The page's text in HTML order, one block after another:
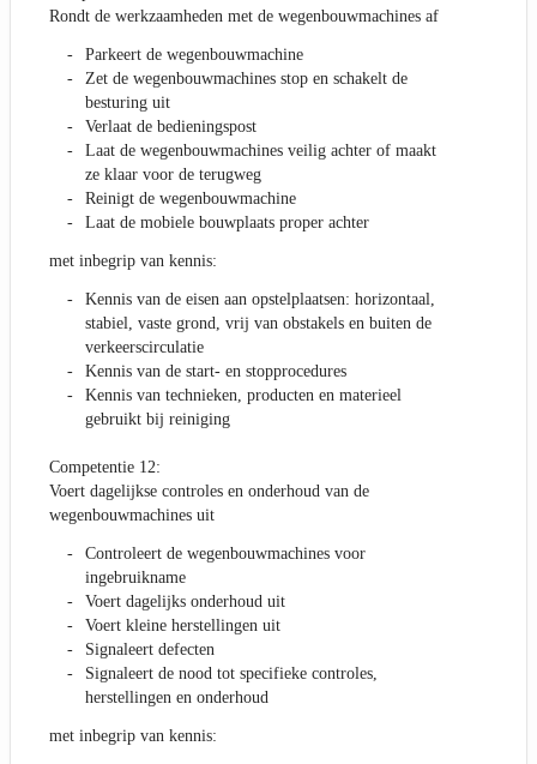
Rondt de werkzaamheden met de wegenbouwmachines af
Parkeert de wegenbouwmachine
Zet de wegenbouwmachines stop en schakelt de
besturing uit
Verlaat de bedieningspost
Laat de wegenbouwmachines veilig achter of maakt
ze klaar voor de terugweg
Reinigt de wegenbouwmachine
Laat de mobiele bouwplaats proper achter
met inbegrip van kennis:
Kennis van de eisen aan opstelplaatsen: horizontaal,
stabiel, vaste grond, vrij van obstakels en buiten de
verkeerscirculatie
Kennis van de start- en stopprocedures
Kennis van technieken, producten en materieel
gebruikt bij reiniging
Competentie 12:
Voert dagelijkse controles en onderhoud van de
wegenbouwmachines uit
Controleert de wegenbouwmachines voor
ingebruikname
Voert dagelijks onderhoud uit
Voert kleine herstellingen uit
Signaleert defecten
Signaleert de nood tot specifieke controles,
herstellingen en onderhoud
met inbegrip van kennis: